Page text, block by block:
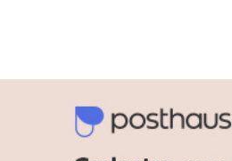
tamanho disponível.